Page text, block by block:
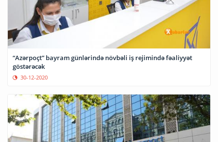
“Azərpoçt” bayram günlərində növbəli iş rejimində fəaliyyət
göstərəcək
30-12-2020